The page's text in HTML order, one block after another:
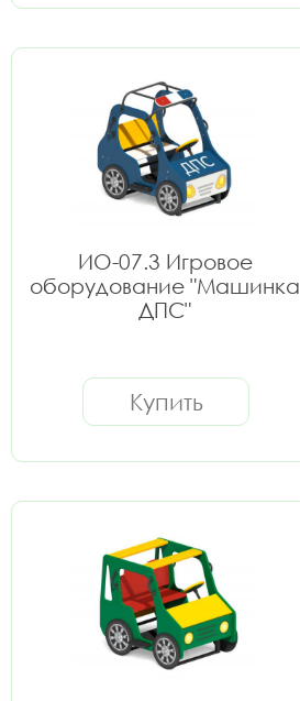
ИО-07.3 Игровое
оборудование "Машинка
ДПС"
Купить